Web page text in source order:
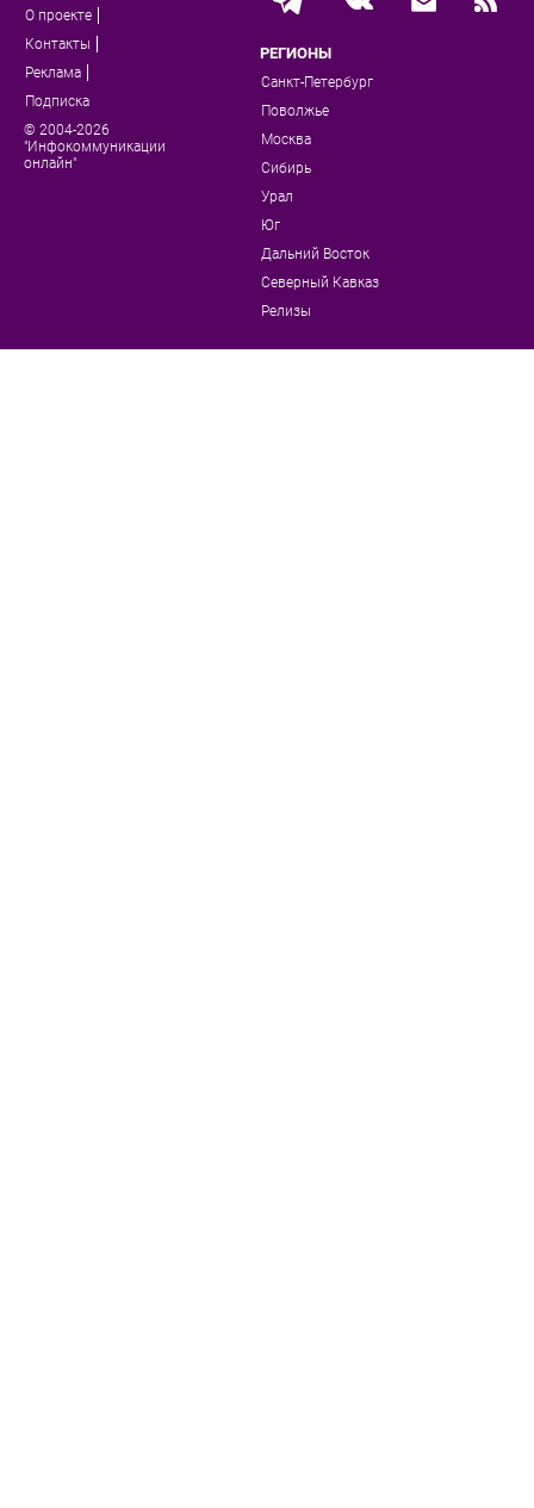
О проекте
Контакты
Реклама
Подписка
© 2004-2026
"Инфокоммуникации
онлайн"
РЕГИОНЫ
Санкт-Петербург
Поволжье
Москва
Сибирь
Урал
Юг
Дальний Восток
Северный Кавказ
Релизы